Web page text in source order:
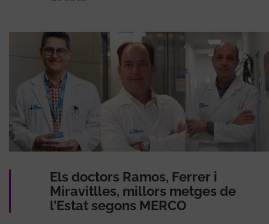
Els doctors Ramos, Ferrer i
Miravitlles, millors metges de
l’Estat segons MERCO